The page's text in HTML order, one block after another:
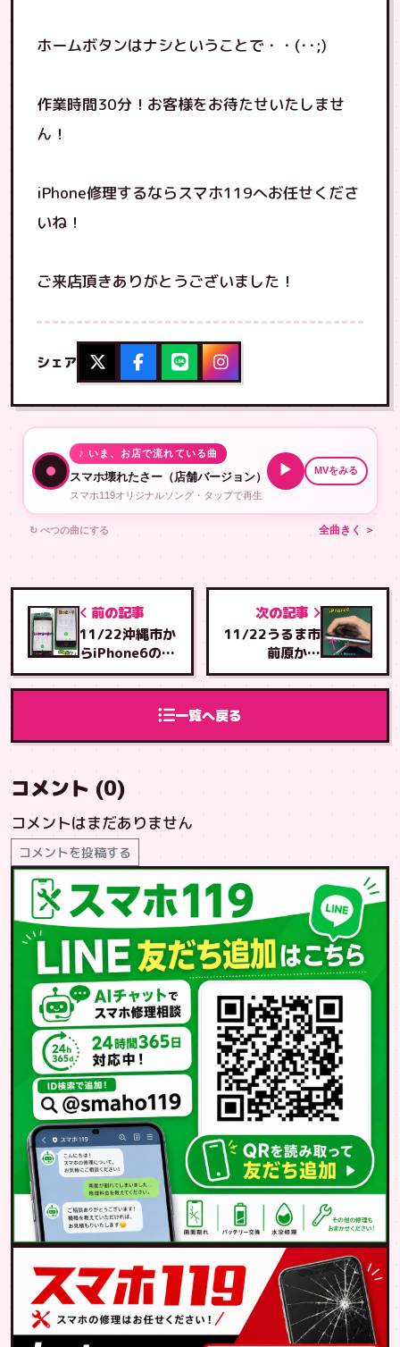
ホームボタンはナシということで・・(･･;)
作業時間30分！お客様をお待たせいたしませ
ん！
iPhone修理するならスマホ119へお任せくださ
いね！
ご来店頂きありがとうございました！
シェア
♪ いま、お店で流れている曲
スマホ壊れたさー（店舗バージョン）
スマホ119オリジナルソング・タップで再生
▶ MVをみる
↻ べつの曲にする 全曲きく ＞
前の記事
11/22沖縄市か
らiPhone6の画
面修理・石川店
より
一覧へ戻る
次の記事
11/22うるま市
前原から
iPhone6画面修
理・泡瀬店より
コメント (0)
コメントはまだありません
コメントを投稿する